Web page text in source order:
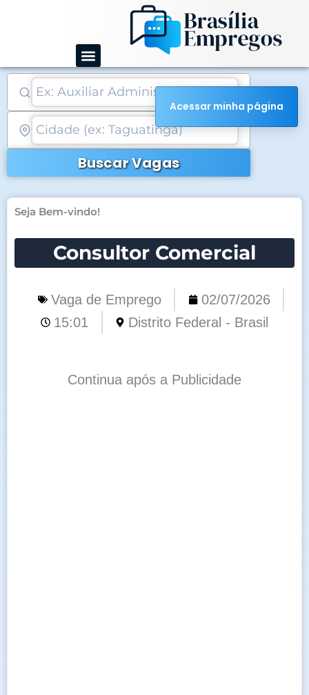
conteúdo
Buscar Vagas
Seja Bem-vindo!
Consultor Comercial
Vaga de Emprego
02/07/2026
15:01
Distrito Federal - Brasil
Continua após a Publicidade
Acessar minha página